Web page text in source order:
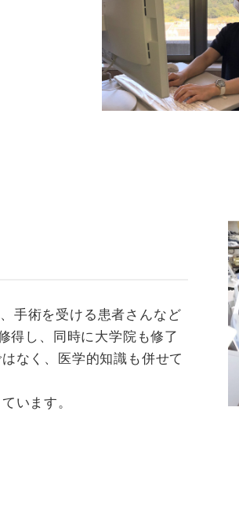
手術を受ける患者さんなど
得し、同時に大学院も修了
なく、医学的知識も併せて
います。